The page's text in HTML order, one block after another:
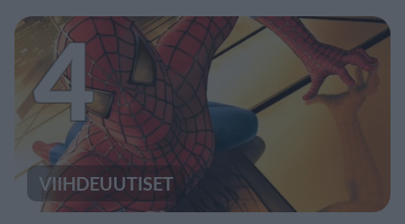
4
VIIHDEUUTISET